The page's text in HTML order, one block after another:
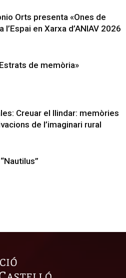
Orts presenta «Ones de
l’Espai en Xarxa d’ANIAV 2026
de memòria»
Creuar el llindar: memòries
de l’imaginari rural